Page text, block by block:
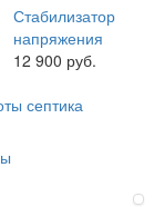
Стабилизатор
напряжения
12 900 руб.
септика